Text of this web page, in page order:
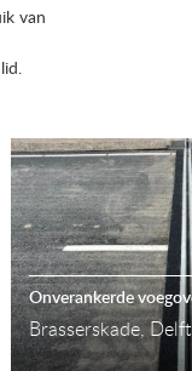
van
Brasserskade, Delft